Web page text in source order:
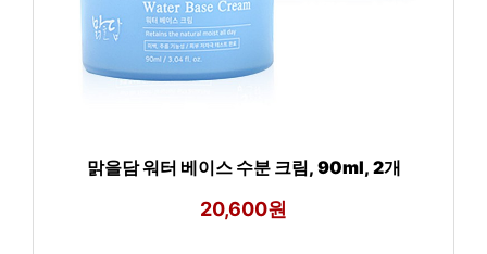
맑을담 워터 베이스 수분 크림, 90ml, 2개
20,600원